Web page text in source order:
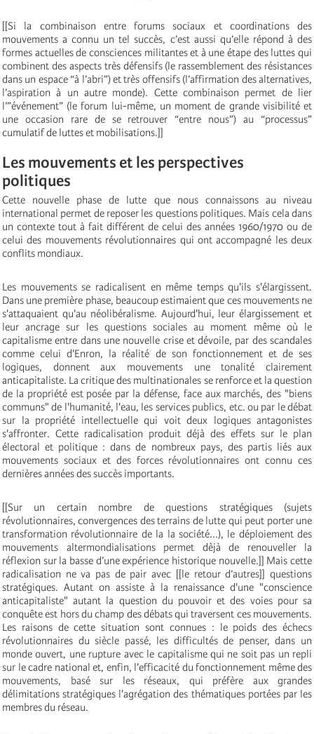
[[Si la combinaison entre forums sociaux et coordinations des
mouvements a connu un tel succès, c’est aussi qu’elle répond à des
formes actuelles de consciences militantes et à une étape des luttes qui
combinent des aspects très défensifs (le rassemblement des résistances
dans un espace “à l’abri”) et très offensifs (l’affirmation des alternatives,
l’aspiration à un autre monde). Cette combinaison permet de lier
l’”événement” (le forum lui-même, un moment de grande visibilité et
une occasion rare de se retrouver “entre nous”) au “processus”
cumulatif de luttes et mobilisations.]]
Les mouvements et les perspectives
politiques
Cette nouvelle phase de lutte que nous connaissons au niveau
international permet de reposer les questions politiques. Mais cela dans
un contexte tout à fait différent de celui des années 1960/1970 ou de
celui des mouvements révolutionnaires qui ont accompagné les deux
conflits mondiaux.
Les mouvements se radicalisent en même temps qu'ils s'élargissent.
Dans une première phase, beaucoup estimaient que ces mouvements ne
s'attaquaient qu'au néolibéralisme. Aujourd'hui, leur élargissement et
leur ancrage sur les questions sociales au moment même où le
capitalisme entre dans une nouvelle crise et dévoile, par des scandales
comme celui d'Enron, la réalité de son fonctionnement et de ses
logiques, donnent aux mouvements une tonalité clairement
anticapitaliste. La critique des multinationales se renforce et la question
de la propriété est posée par la défense, face aux marchés, des "biens
communs" de l'humanité, l'eau, les services publics, etc. ou par le débat
sur la propriété intellectuelle qui voit deux logiques antagonistes
s'affronter. Cette radicalisation produit déjà des effets sur le plan
électoral et politique : dans de nombreux pays, des partis liés aux
mouvements sociaux et des forces révolutionnaires ont connu ces
dernières années des succès importants.
[[Sur un certain nombre de questions stratégiques (sujets
révolutionnaires, convergences des terrains de lutte qui peut porter une
transformation révolutionnaire de la la société...), le déploiement des
mouvements altermondialisations permet dèjà de renouveller la
réflexion sur la basse d’une expérience historique nouvelle.]] Mais cette
radicalisation ne va pas de pair avec [[le retour d’autres]] questions
stratégiques. Autant on assiste à la renaissance d'une "conscience
anticapitaliste" autant la question du pouvoir et des voies pour sa
conquête est hors du champ des débats qui traversent ces mouvements.
Les raisons de cette situation sont connues : le poids des échecs
révolutionnaires du siècle passé, les difficultés de penser, dans un
monde ouvert, une rupture avec le capitalisme qui ne soit pas un repli
sur le cadre national et, enfin, l'efficacité du fonctionnement même des
mouvements, basé sur les réseaux, qui préfère aux grandes
délimitations stratégiques l'agrégation des thématiques portées par les
membres du réseau.